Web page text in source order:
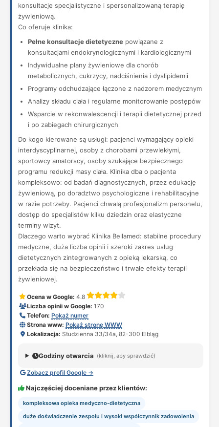
konsultacje specjalistyczne i spersonalizowaną terapię
żywieniową.
Co oferuje klinika:
Pełne konsultacje dietetyczne powiązane z
konsultacjami endokrynologicznymi i kardiologicznymi
Indywidualne plany żywieniowe dla chorób
metabolicznych, cukrzycy, nadciśnienia i dyslipidemii
Programy odchudzające łączone z nadzorem medycznym
Analizy składu ciała i regularne monitorowanie postępów
Wsparcie w rekonwalescencji i terapii dietetycznej przed
i po zabiegach chirurgicznych
Do kogo kierowane są usługi: pacjenci wymagający opieki
interdyscyplinarnej, osoby z chorobami przewlekłymi,
sportowcy amatorscy, osoby szukające bezpiecznego
programu redukcji masy ciała. Klinika dba o pacjenta
kompleksowo: od badań diagnostycznych, przez edukację
żywieniową, po doradztwo psychologiczne i rehabilitacyjne
w razie potrzeby. Pacjenci chwalą profesjonalizm personelu,
dostęp do specjalistów kilku dziedzin oraz elastyczne
terminy wizyt.
Dlaczego warto wybrać Klinika Bellamed: stabilne procedury
medyczne, duża liczba opinii i szeroki zakres usług
dietetycznych zintegrowanych z opieką lekarską, co
przekłada się na bezpieczeństwo i trwałe efekty terapii
żywieniowej.
Ocena w Google: 4.8
Liczba opinii w Google: 170
Telefon: Pokaż numer
Strona www: Pokaż stronę WWW
Lokalizacja: Studzienna 33/34a, 82-300 Elbląg
Godziny otwarcia (kliknij, aby sprawdzić)
Zobacz profil Google →
Najczęściej doceniane przez klientów:
kompleksowa opieka medyczno-dietetyczna
duże doświadczenie zespołu i wysoki współczynnik zadowolenia